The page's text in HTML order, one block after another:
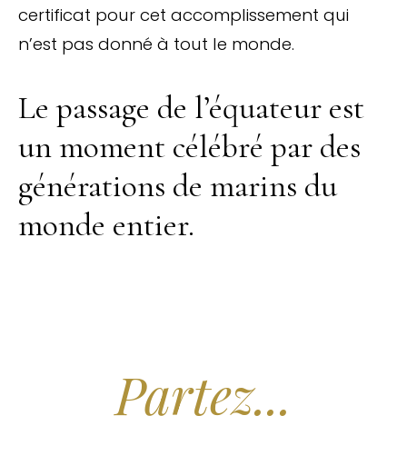
certificat pour cet accomplissement qui
n’est pas donné à tout le monde.
Le passage de l’équateur est
un moment célébré par des
générations de marins du
monde entier.
Partez...